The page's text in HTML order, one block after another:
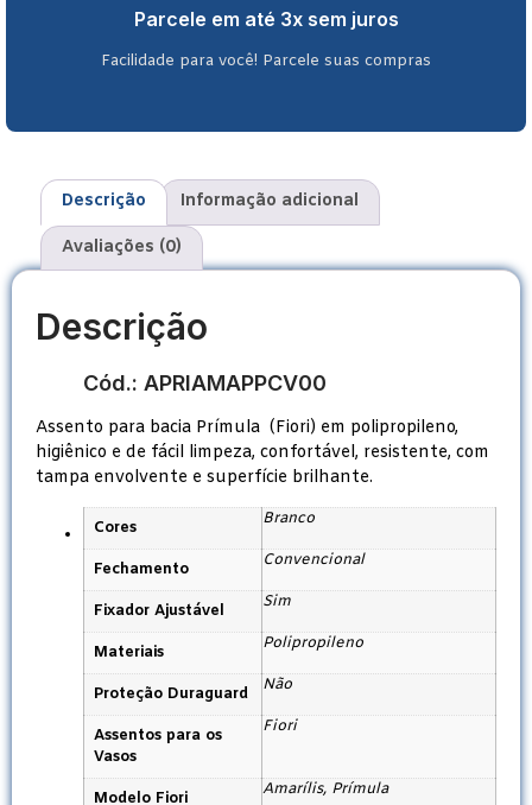
Parcele em até 3x sem juros
Facilidade para você! Parcele suas compras
Descrição Informação adicional
Avaliações (0)
Descrição
Cód.: APRIAMAPPCV00
Assento para bacia Prímula (Fiori) em polipropileno,
higiênico e de fácil limpeza, confortável, resistente, com
tampa envolvente e superfície brilhante.
Cores Branco
Fechamento Convencional
Fixador Ajustável Sim
Materiais Polipropileno
Proteção Duraguard Não
Assentos para os
Vasos
Fiori
Modelo Fiori Amarílis, Prímula